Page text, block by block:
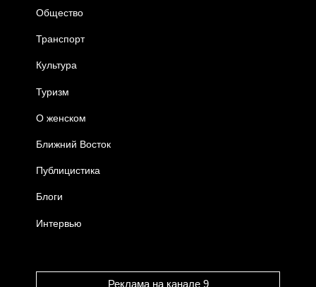
Общество
Транспорт
Культура
Туризм
О женском
Ближний Восток
Публицистика
Блоги
Интервью
Реклама на канале 9